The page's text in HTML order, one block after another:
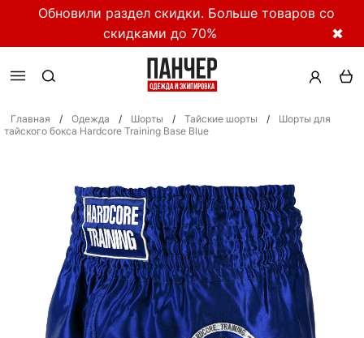
Обновили раздел скидки. Больше товаров со
скидками до 70%
✖
Главная / Одежда / Шорты / Тайские шорты /
Шорты для
тайского бокса Hardcore Training Base Blue